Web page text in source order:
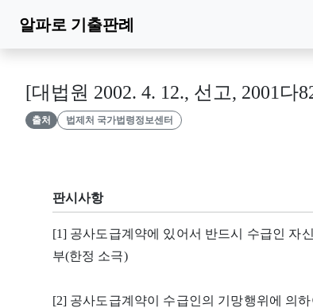
알파로 기출판례
[대법원 2002. 4. 12., 선고, 2001다
출처 법제처 국가법령정보센터
판시사항
[1] 공사도급계약에 있어서 반드시 수급인 자
부(한정 소극)
[2] 공사도급계약이 수급인의 기망행위에 의